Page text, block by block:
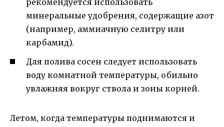
рекомендуется использовать
минеральные удобрения, содержащие азот
(например, аммиачную селитру или
карбамид).
Для полива сосен следует использовать
воду комнатной температуры, обильно
увлажняя вокруг ствола и зоны корней.
Летом, когда температуры поднимаются и